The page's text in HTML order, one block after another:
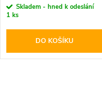
o
d
r
o
d
Skladem - hned k odeslání
1 ks
DO KOŠÍKU